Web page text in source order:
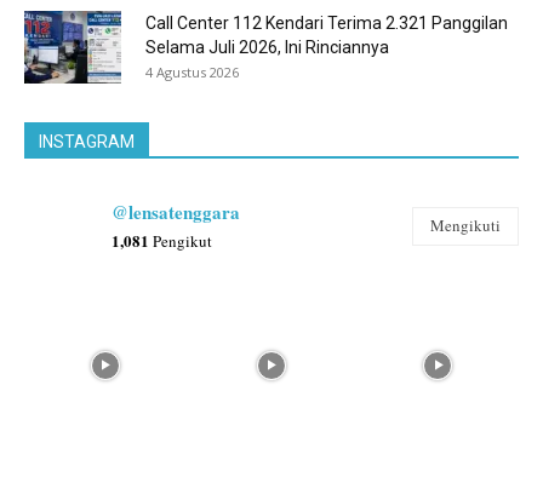
Call Center 112 Kendari Terima 2.321 Panggilan
Selama Juli 2026, Ini Rinciannya
4 Agustus 2026
INSTAGRAM
@lensatenggara
1,081 Pengikut
Mengikuti